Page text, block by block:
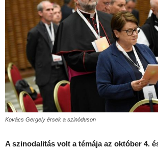
Kovács Gergely érsek a szinóduson
A szinodalitás volt a témája az október 4.